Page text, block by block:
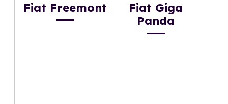
Fiat Freemont
Fiat Giga
Panda